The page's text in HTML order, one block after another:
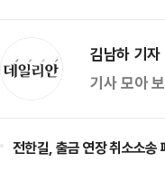
김남하 기
기사 모아
전한길, 출금 연장 취소소